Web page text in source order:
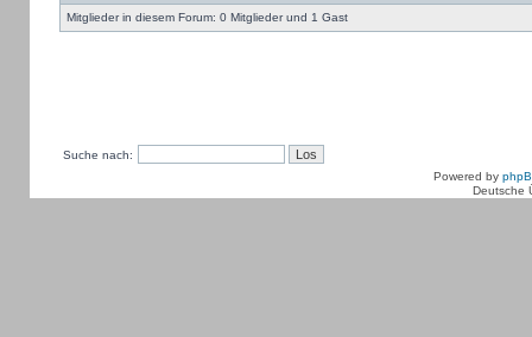
Mitglieder in diesem Forum: 0 Mitglieder und 1 Gast
Suche nach:
Powered by
Deutsche